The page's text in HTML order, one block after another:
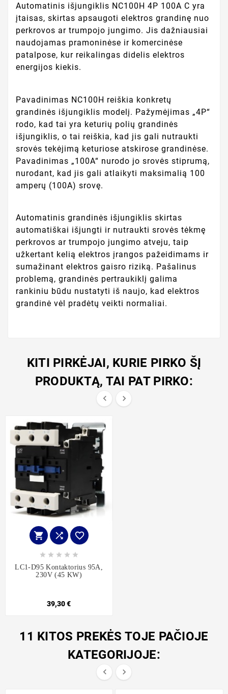
Automatinis išjungiklis NC100H 4P 100A C yra
įtaisas, skirtas apsaugoti elektros grandinę nuo
perkrovos ar trumpojo jungimo. Jis dažniausiai
naudojamas pramoninėse ir komercinėse
patalpose, kur reikalingas didelis elektros
energijos kiekis.
Pavadinimas NC100H reiškia konkretų
grandinės išjungiklis modelį. Pažymėjimas „4P“
rodo, kad tai yra keturių polių grandinės
išjungiklis, o tai reiškia, kad jis gali nutraukti
srovės tekėjimą keturiose atskirose grandinėse.
Pavadinimas „100A“ nurodo jo srovės stiprumą,
nurodant, kad jis gali atlaikyti maksimalią 100
amperų (100A) srovę.
Automatinis grandinės išjungiklis skirtas
automatiškai išjungti ir nutraukti srovės tėkmę
perkrovos ar trumpojo jungimo atveju, taip
užkertant kelią elektros įrangos pažeidimams ir
sumažinant elektros gaisro riziką. Pašalinus
problemą, grandinės pertraukiklį galima
rankiniu būdu nustatyti iš naujo, kad elektros
grandinė vėl pradėtų veikti normaliai.
KITI PIRKĖJAI, KURIE PIRKO ŠĮ
PRODUKTĄ, TAI PAT PIRKO:
 
  
    
LC1-D95 Kontaktorius 95A,
230V (45 KW)
39,30 €
11 KITOS PREKĖS TOJE PAČIOJE
KATEGORIJOJE:
 